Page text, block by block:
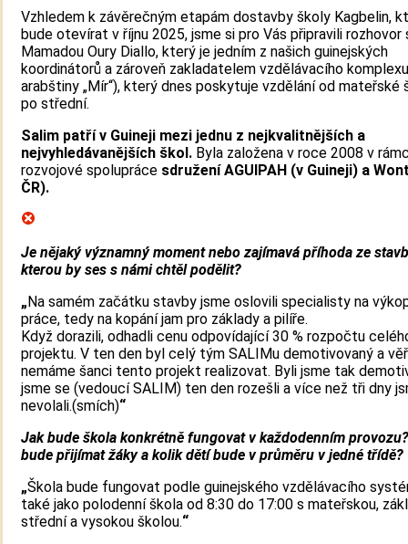
Vzhledem k závěrečným etapám dostavby školy Kagbelin,
bude otevírat v říjnu 2025, jsme si pro Vás připravili rozhovor
Mamadou Oury Diallo, který je jedním z našich guinejských
koordinátorů a zároveň zakladatelem vzdělávacího
arabštiny „Mír“), který dnes poskytuje vzdělání od mateřské
po střední.
Salim patří v Guineji mezi jednu z nejkvalitnějších a
nejvyhledávanějších škol. Byla založena v roce 2008 v
rozvojové spolupráce sdružení AGUIPAH (v Guineji) a
ČR).
Je nějaký významný moment nebo zajímavá příhoda ze
kterou by ses s námi chtěl podělit?
„ Na samém začátku stavby jsme oslovili specialisty na
práce, tedy na kopání jam pro základy a pilíře.
Když dorazili, odhadli cenu odpovídající 30 % rozpočtu
projektu. V ten den byl celý tým SALIMu demotivovaný a
nemáme šanci tento projekt realizovat. Byli jsme tak
jsme se (vedoucí SALIM) ten den rozešli a více než tři dny
nevolali.(smích)“
Jak bude škola konkrétně fungovat v každodenním
bude přijímat žáky a kolik dětí bude v průměru v jedné třídě?
„Škola bude fungovat podle guinejského vzdělávacího
také jako polodenní škola od 8:30 do 17:00 s mateřskou,
střední a vysokou školou.“